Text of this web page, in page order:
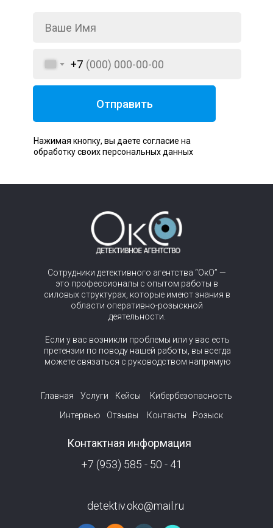
+7
Отправить
Нажимая кнопку, вы даете согласие на
обработку своих персональных данных
Главная Услуги Кейсы
Кибербезопасность
Интервью
Отзывы Контакты
detektiv.oko@mail.ru
+7 (953) 585 - 50 - 41
Сотрудники детективного агентства “ОкО” —
это профессионалы с опытом работы в
силовых структурах, которые имеют знания в
области оперативно-розыскной
деятельности.
Контактная информация
Если у вас возникли проблемы или у вас есть
претензии по поводу нашей работы, вы всегда
можете связаться с руководством напрямую
Розыск